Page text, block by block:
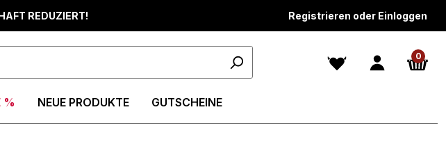
REDUZIERT! Registrieren oder Einloggen
0
% NEUE PRODUKTE GUTSCHEINE